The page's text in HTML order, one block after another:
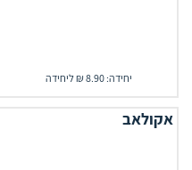
יחידה: 8.90 ₪ ליחידה
אקולאב